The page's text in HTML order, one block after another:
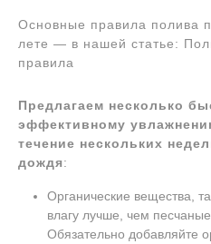
Основные правила полива
лете — в нашей статье:
правила
Предлагаем несколько
эффективному
течение нескольких
дождя:
Органические вещества,
влагу лучше, чем
Обязательно добавляйте